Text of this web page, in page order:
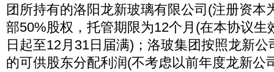
团所持有的洛阳龙新玻璃有限公司(注册资本
部50%股权，托管期限为12个月(在本协议生
日起至12月31日届满)；洛玻集团按照龙新
的可供股东分配利润(不考虑以前年度龙新公